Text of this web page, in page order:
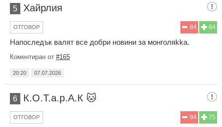
5 Хайрлия
84
84
ОТГОВОР
Напоследък валят все добри новини за монголяkka.
Коментиран от #165
20:20 07.07.2026
6 К.О.Т.а.р.А.К 🐱
75
94
ОТГОВОР